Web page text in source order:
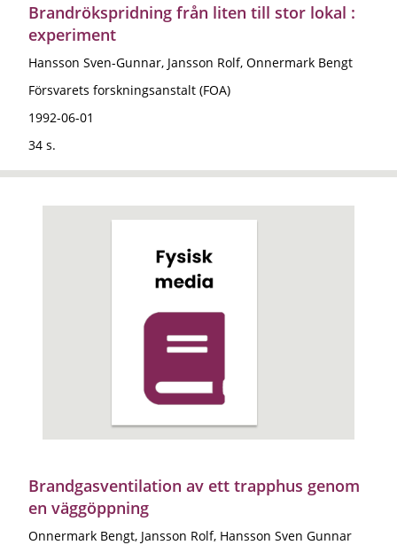
Brandrökspridning från liten till stor lokal :
experiment
Hansson Sven-Gunnar, Jansson Rolf, Onnermark Bengt
Försvarets forskningsanstalt (FOA)
1992-06-01
34 s.
Brandgasventilation av ett trapphus genom
en väggöppning
Onnermark Bengt, Jansson Rolf, Hansson Sven Gunnar